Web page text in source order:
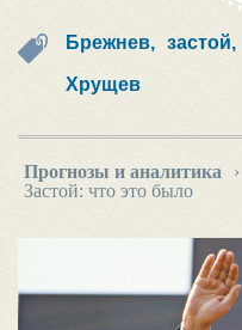
Брежнев, застой,
Хрущев
Прогнозы и аналитика ›
Застой: что это было